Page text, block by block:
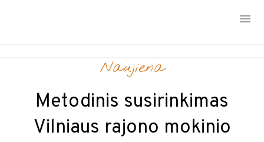
Naujiena
Metodinis susirinkimas
Vilniaus rajono mokinio